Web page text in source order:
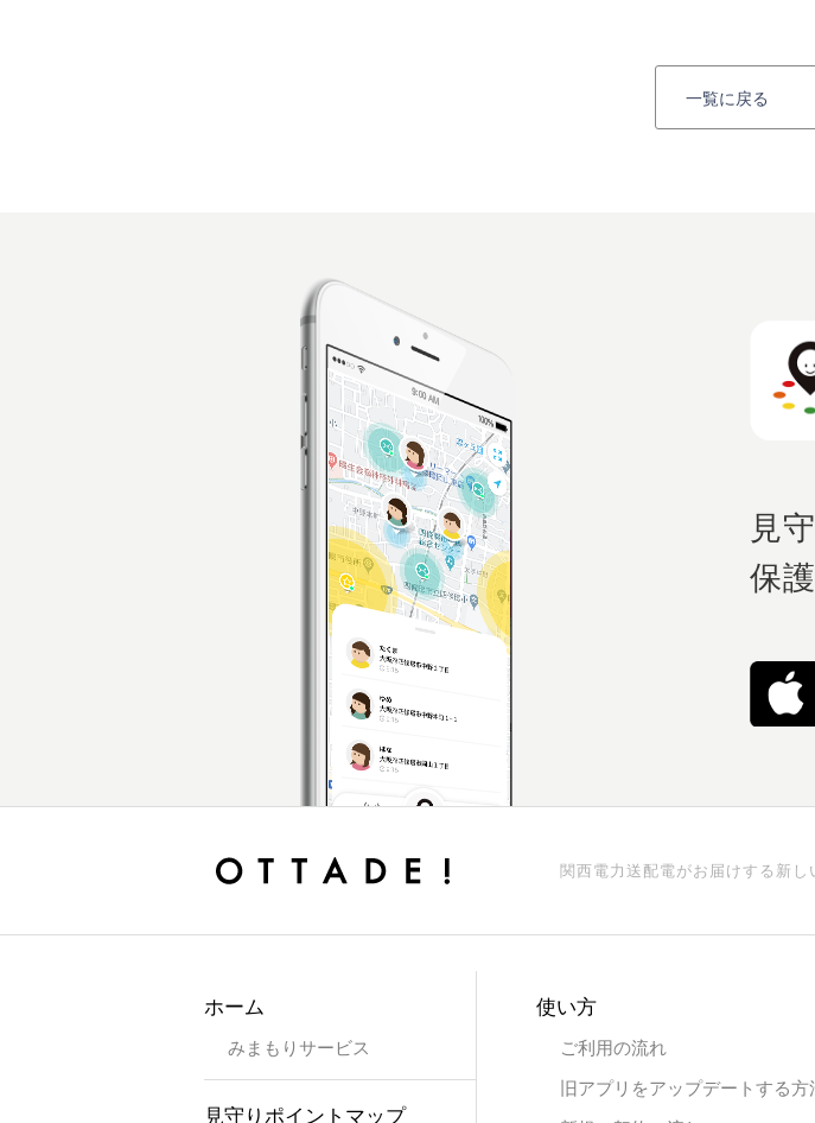
一覧に戻る
見
保
関西電力送配電がお届けする 新し
ホーム
みまもりサービス
見守りポイントマップ
使い方
ご利用の流れ
旧アプリをアップデートする方